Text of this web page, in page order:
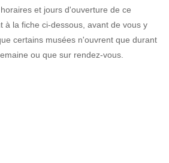
et jours d'ouverture de ce
à la fiche ci-dessous, avant de vous y
certains musées n'ouvrent que durant
ou que sur rendez-vous.